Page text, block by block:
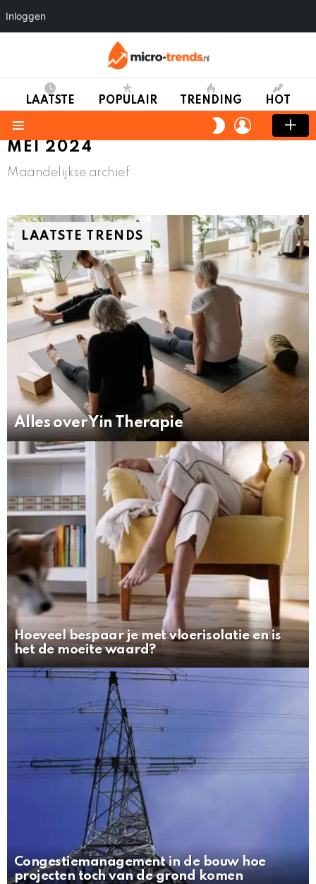
LAATSTE POPULAIR TRENDING HOT
SWITCH
SKIN
LOGIN
MEI 2024
Maandelijkse archief
LAATSTE TRENDS
Alles over Yin Therapie
Hoeveel bespaar je met vloerisolatie en is
het de moeite waard?
Congestiemanagement in de bouw hoe
projecten toch van de grond komen
Inloggen